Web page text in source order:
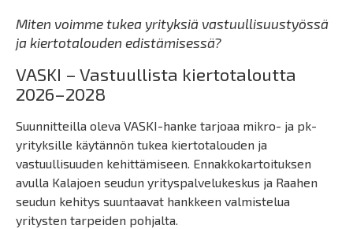
Miten voimme tukea yrityksiä vastuullisuustyössä
ja kiertotalouden edistämisessä?
VASKI – Vastuullista kiertotaloutta
2026–2028
Suunnitteilla oleva VASKI-hanke tarjoaa mikro- ja pk-
yrityksille käytännön tukea kiertotalouden ja
vastuullisuuden kehittämiseen. Ennakkokartoituksen
avulla Kalajoen seudun yrityspalvelukeskus ja Raahen
seudun kehitys suuntaavat hankkeen valmistelua
yritysten tarpeiden pohjalta.